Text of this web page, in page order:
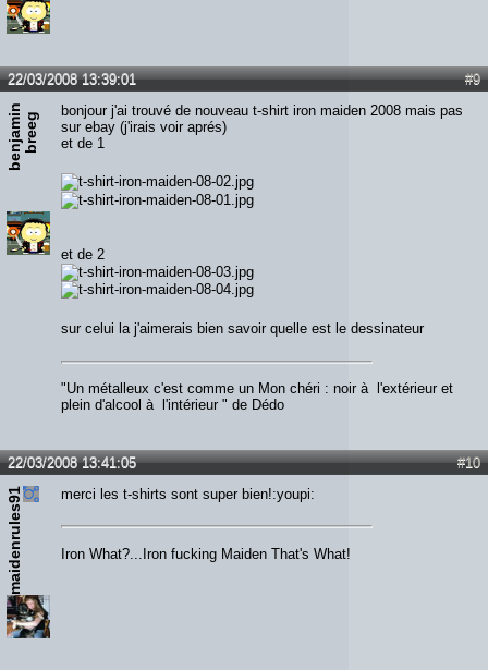
#9
22/03/2008 13:39:01
b
e
n
j
a
mi
n
b
r
e
eg
bonjour j'ai trouvé de nouveau t-shirt iron maiden 2008 mais pas
sur ebay (j'irais voir aprés)
et de 1
et de 2
sur celui la j'aimerais bien savoir quelle est le dessinateur
"Un métalleux c'est comme un Mon chéri : noir à l'extérieur et
plein d'alcool à l'intérieur " de Dédo
#10
22/03/2008 13:41:05
maidenrules91 merci les t-shirts sont super bien!:youpi:
Iron What?...Iron fucking Maiden That's What!